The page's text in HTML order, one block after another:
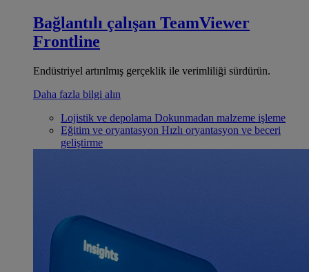
Bağlantılı çalışan TeamViewer
Frontline
Endüstriyel artırılmış gerçeklik ile verimliliği sürdürün.
Daha fazla bilgi alın
Lojistik ve depolama Dokunmadan malzeme işleme
Eğitim ve oryantasyon Hızlı oryantasyon ve beceri
geliştirme